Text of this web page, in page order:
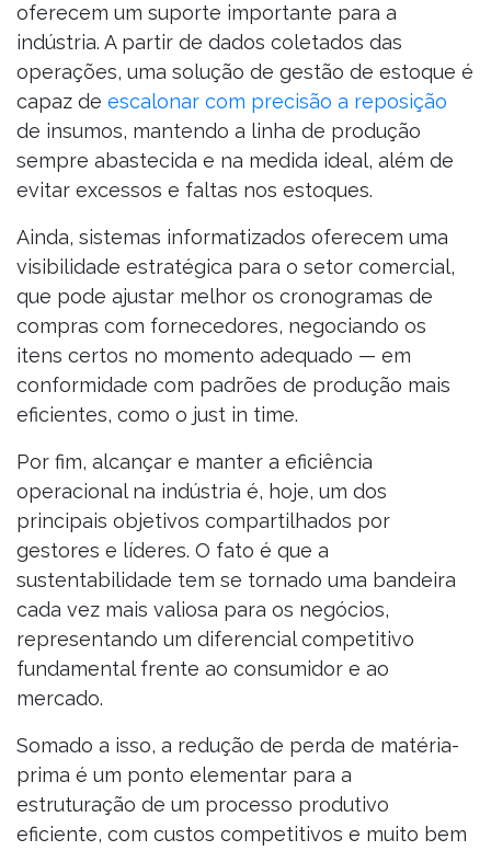
oferecem um suporte importante para a
indústria. A partir de dados coletados das
operações, uma solução de gestão de estoque é
capaz de escalonar com precisão a reposição
de insumos, mantendo a linha de produção
sempre abastecida e na medida ideal, além de
evitar excessos e faltas nos estoques.
Ainda, sistemas informatizados oferecem uma
visibilidade estratégica para o setor comercial,
que pode ajustar melhor os cronogramas de
compras com fornecedores, negociando os
itens certos no momento adequado — em
conformidade com padrões de produção mais
eficientes, como o just in time.
Por fim, alcançar e manter a eficiência
operacional na indústria é, hoje, um dos
principais objetivos compartilhados por
gestores e líderes. O fato é que a
sustentabilidade tem se tornado uma bandeira
cada vez mais valiosa para os negócios,
representando um diferencial competitivo
fundamental frente ao consumidor e ao
mercado.
Somado a isso, a redução de perda de matéria-
prima é um ponto elementar para a
estruturação de um processo produtivo
eficiente, com custos competitivos e muito bem